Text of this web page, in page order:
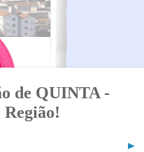
de QUINTA -
Região!
►